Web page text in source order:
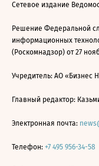
Сетевое издание
Решение Федеральной
информационных
(Роскомнадзор) от 27
Учредитель: АО «Бизнес
Главный редактор:
Электронная почта:
Телефон: +7 495 956-34-58